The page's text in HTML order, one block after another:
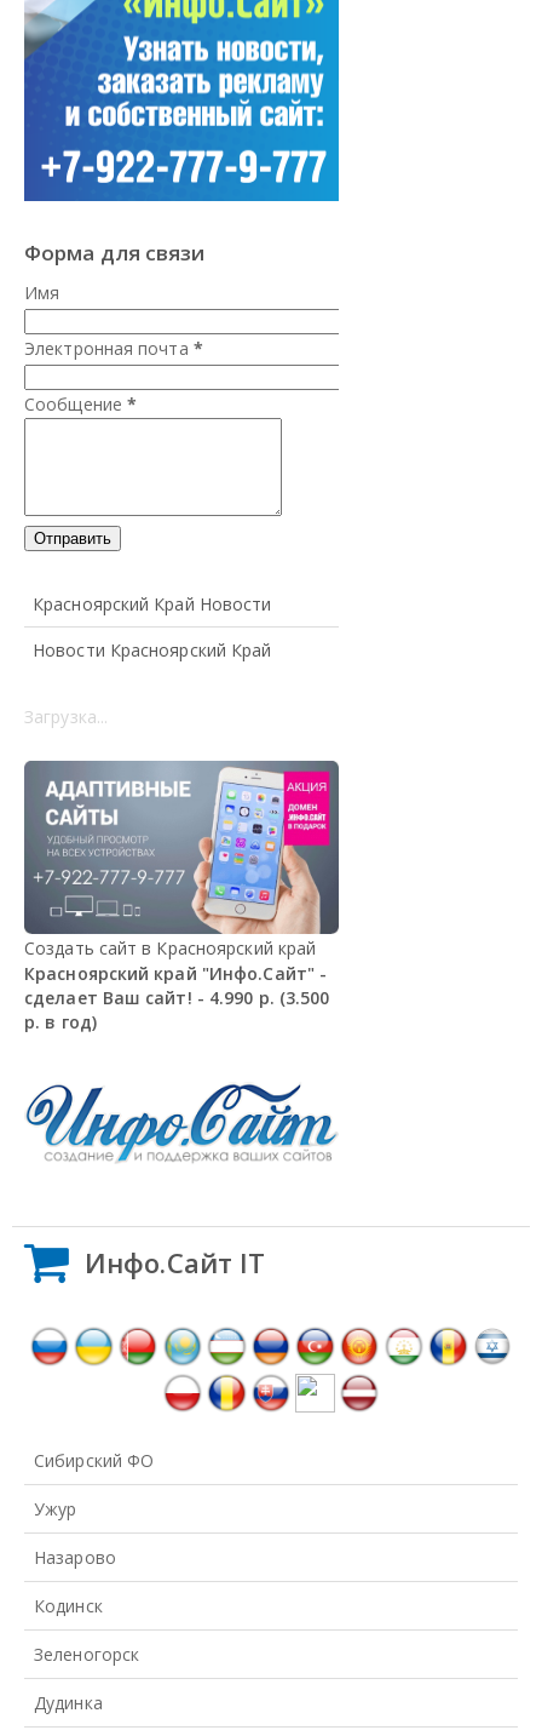
Форма для связи
Имя
Электронная почта *
Сообщение *
Красноярский Край Новости
Новости Красноярский Край
Загрузка...
Создать сайт в Красноярский край
Красноярский край "Инфо.Сайт" -
сделает Ваш сайт! - 4.990 р. (3.500
р. в год)
Инфо.Сайт IT
Сибирский ФО
Ужур
Назарово
Кодинск
Зеленогорск
Дудинка